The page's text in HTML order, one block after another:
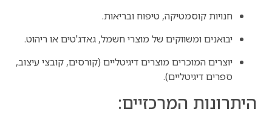
חנויות קוסמטיקה, טיפוח ובריאות.
יבואנים ומשווקים של מוצרי חשמל, גאדג'טים או ריהוט.
יוצרים המוכרים מוצרים דיגיטליים (קורסים, קובצי עיצוב,
ספרים דיגיטליים).
היתרונות המרכזיים: